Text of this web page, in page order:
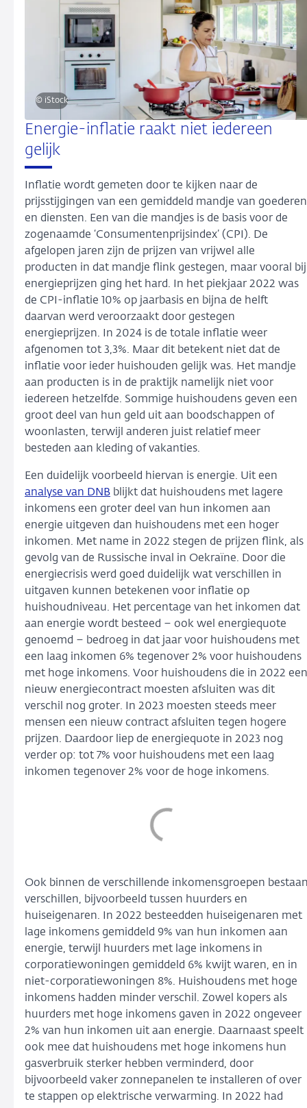
© iStock
Energie-inflatie raakt niet iedereen
gelijk
Inflatie wordt gemeten door te kijken naar de
prijsstijgingen van een gemiddeld mandje van goederen
en diensten. Een van die mandjes is de basis voor de
zogenaamde ‘Consumentenprijsindex’ (CPI). De
afgelopen jaren zijn de prijzen van vrijwel alle
producten in dat mandje flink gestegen, maar vooral bij
energieprijzen ging het hard. In het piekjaar 2022 was
de CPI-inflatie 10% op jaarbasis en bijna de helft
daarvan werd veroorzaakt door gestegen
energieprijzen. In 2024 is de totale inflatie weer
afgenomen tot 3,3%. Maar dit betekent niet dat de
inflatie voor ieder huishouden gelijk was. Het mandje
aan producten is in de praktijk namelijk niet voor
iedereen hetzelfde. Sommige huishoudens geven een
groot deel van hun geld uit aan boodschappen of
woonlasten, terwijl anderen juist relatief meer
besteden aan kleding of vakanties.
Een duidelijk voorbeeld hiervan is energie. Uit een
analyse van DNB blijkt dat huishoudens met lagere
inkomens een groter deel van hun inkomen aan
energie uitgeven dan huishoudens met een hoger
inkomen. Met name in 2022 stegen de prijzen flink, als
gevolg van de Russische inval in Oekraïne. Door die
energiecrisis werd goed duidelijk wat verschillen in
uitgaven kunnen betekenen voor inflatie op
huishoudniveau. Het percentage van het inkomen dat
aan energie wordt besteed – ook wel energiequote
genoemd – bedroeg in dat jaar voor huishoudens met
een laag inkomen 6% tegenover 2% voor huishoudens
met hoge inkomens. Voor huishoudens die in 2022 een
nieuw energiecontract moesten afsluiten was dit
verschil nog groter. In 2023 moesten steeds meer
mensen een nieuw contract afsluiten tegen hogere
prijzen. Daardoor liep de energiequote in 2023 nog
verder op: tot 7% voor huishoudens met een laag
inkomen tegenover 2% voor de hoge inkomens.
Ook binnen de verschillende inkomensgroepen
verschillen, bijvoorbeeld tussen huurders en
huiseigenaren. In 2022 besteedden huiseigenaren met
lage inkomens gemiddeld 9% van hun inkomen aan
energie, terwijl huurders met lage inkomens in
corporatiewoningen gemiddeld 6% kwijt waren, en in
niet-corporatiewoningen 8%. Huishoudens met hoge
inkomens hadden minder verschil. Zowel kopers als
huurders met hoge inkomens gaven in 2022 ongeveer
2% van hun inkomen uit aan energie. Daarnaast speelt
ook mee dat huishoudens met hoge inkomens hun
gasverbruik sterker hebben verminderd, door
bijvoorbeeld vaker zonnepanelen te installeren of over
te stappen op elektrische verwarming. In 2022 had